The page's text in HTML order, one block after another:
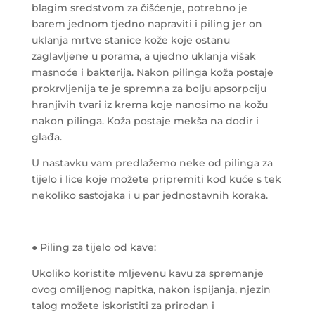
blagim sredstvom za čišćenje, potrebno je
barem jednom tjedno napraviti i piling jer on
uklanja mrtve stanice kože koje ostanu
zaglavljene u porama, a ujedno uklanja višak
masnoće i bakterija.Nakon pilinga koža postaje
prokrvljenija te je spremna za bolju apsorpciju
hranjivih tvari iz krema koje nanosimo na kožu
nakon pilinga. Koža postaje mekša na dodir i
glađa.
U nastavku vam predlažemo neke od pilinga za
tijelo i lice koje možete pripremiti kod kuće s tek
nekoliko sastojaka i u par jednostavnih koraka.
● Piling za tijelo od kave:
Ukoliko koristite mljevenu kavu za spremanje
ovog omiljenog napitka, nakon ispijanja, njezin
talog možete iskoristiti za prirodan i